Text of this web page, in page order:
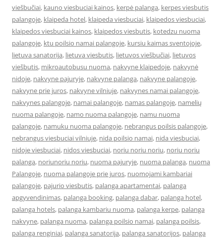
viešbučiai, kauno viesbuciai kainos, kerpė palanga, kerpes viesbutis
palangoje, klaipeda hotel, klaipeda viesbuciai, klaipedos viesbuciai,
klaipedos viesbuciai kainos, klaipedos viesbutis, kotedzu nuoma
palangoje, ktu poilsio namai palangoje, kursiu kaimas sventojoje,
lietuva sanatorija, lietuva viesbutis, lietuvos viešbučiai, lietuvos
viešbutis, mikroautobusu nuoma, nakvyne klaipedoje, nakvynė
nidoje, nakvyne pajuryje, nakvyne palanga, nakvyne palangoje,
nakvyne prie juros, nakvyne vilniuje, nakvynes namai palangoje,
nakvynes palangoje, namai palangoje, namas palangoje, namelių
nuoma palangoje, namo nuoma palangoje, namu nuoma
palangoje, namuku nuoma palangoje, nebrangus poilsis palangoje,
nebrangus viesbuciai vilniuje, nida poilsio namai, nida viesbuciai,
nidoje viesbuciai, nidos viesbuciai, noriu noriu noriu, noriu noriu
palanga, noriunoriu noriu, nuoma pajuryje, nuoma palanga, nuoma
Palangoje, nuoma palangoje prie juros, nuomojami kambariai
palangoje, pajurio viesbutis, palanga apartamentai, palanga
apgyvendinimas, palanga booking, palanga dabar, palanga hotel,
palanga hotels, palanga kambariu nuoma, palanga kerpe, palanga
nakvyne, palanga nuoma, palanga poilsio namai, palanga poilsis,
palanga renginiai, palanga sanatorija, palanga sanatorijos, palanga